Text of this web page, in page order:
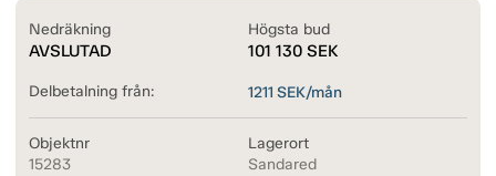
Nedräkning
AVSLUTAD
Högsta bud
101 130 SEK
Delbetalning från: 1211 SEK/mån
Objektnr
15283
Lagerort
Sandared